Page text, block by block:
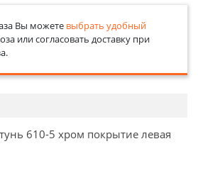
Вы можете выбрать удобный
или согласовать доставку при
610-5 хром покрытие левая